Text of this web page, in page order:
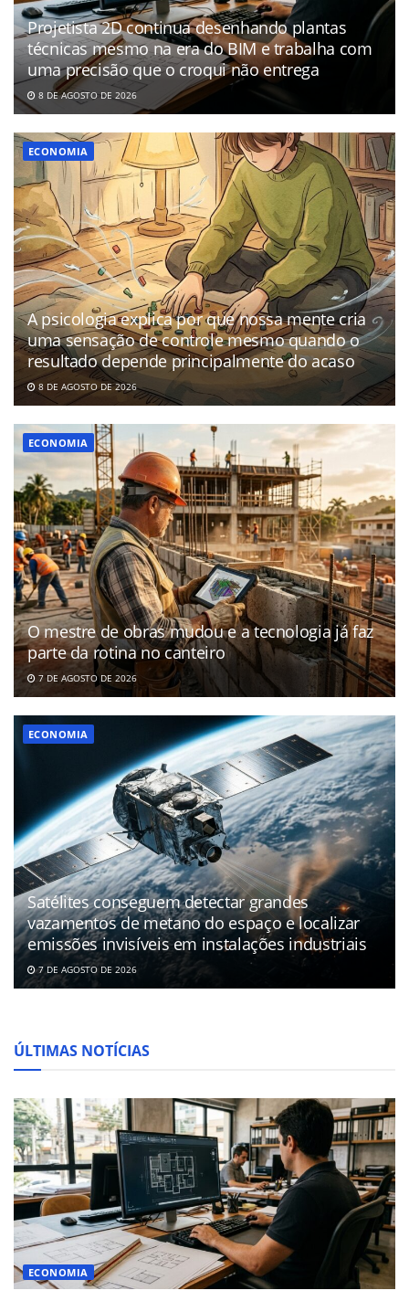
Projetista 2D continua desenhando plantas
técnicas mesmo na era do BIM e trabalha com
uma precisão que o croqui não entrega
8 DE AGOSTO DE 2026
ECONOMIA
A psicologia explica por que nossa mente cria
uma sensação de controle mesmo quando o
resultado depende principalmente do acaso
8 DE AGOSTO DE 2026
ECONOMIA
O mestre de obras mudou e a tecnologia já faz
parte da rotina no canteiro
7 DE AGOSTO DE 2026
ECONOMIA
Satélites conseguem detectar grandes
vazamentos de metano do espaço e localizar
emissões invisíveis em instalações industriais
7 DE AGOSTO DE 2026
ÚLTIMAS NOTÍCIAS
ECONOMIA